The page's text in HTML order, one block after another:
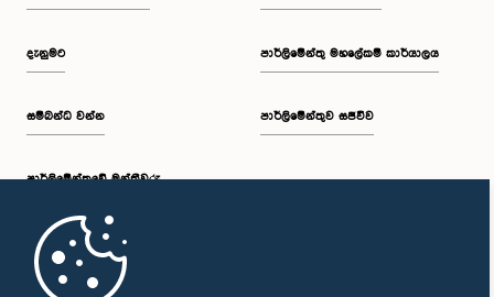
දැනුමට
සම්බන්ධ වන්න
පාර්ලි‌මේන්තුවේ මන්ත්‍රීවරු
මුල් පිටුව
පාර්ලිමේන්තු මහලේකම් කාර්යාලය
පාර්ලිමේන්තුව සජීවීව